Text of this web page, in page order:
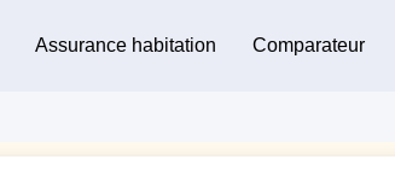
Assurance habitation Comparateur